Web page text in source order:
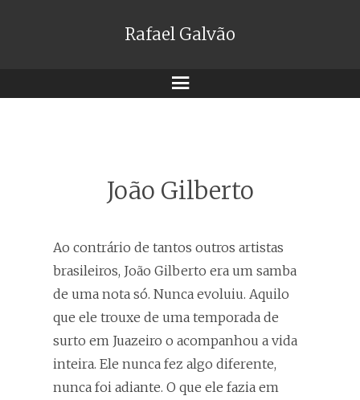
Rafael Galvão
Menu
João Gilberto
Ao contrário de tantos outros artistas
brasileiros, João Gilberto era um samba
de uma nota só. Nunca evoluiu. Aquilo
que ele trouxe de uma temporada de
surto em Juazeiro o acompanhou a vida
inteira. Ele nunca fez algo diferente,
nunca foi adiante. O que ele fazia em